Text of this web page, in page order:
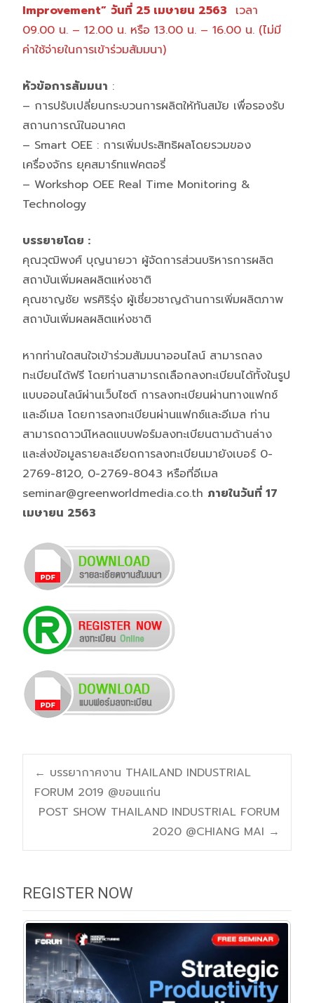
Improvement” วันที่ 25 เมษายน 2563 เวลา
09.00 น. – 12.00 น. หรือ 13.00 น. – 16.00 น. (ไม่มี
ค่าใช้จ่ายในการเข้าร่วมสัมมนา)
หัวข้อการสัมมนา :
– การปรับเปลี่ยนกระบวนการผลิตให้ทันสมัย เพื่อรองรับ
สถานการณ์ในอนาคต
– Smart OEE : การเพิ่มประสิทธิผลโดยรวมของ
เครื่องจักร ยุคสมาร์ทแฟคตอรี่
– Workshop OEE Real Time Monitoring &
Technology
บรรยายโดย :
คุณวุฒิพงศ์ บุญนายวา ผู้จัดการส่วนบริหารการผลิต
สถาบันเพิ่มผลผลิตแห่งชาติ
คุณชาญชัย พรศิริรุ่ง ผู้เชี่ยวชาญด้านการเพิ่มผลิตภาพ
สถาบันเพิ่มผลผลิตแห่งชาติ
หากท่านใดสนใจเข้าร่วมสัมมนาออนไลน์ สามารถลง
ทะเบียนได้ฟรี โดยท่านสามารถเลือกลงทะเบียนได้ทั้งในรูป
แบบออนไลน์ผ่านเว็บไซต์ การลงทะเบียนผ่านทางแฟกซ์
และอีเมล โดยการลงทะเบียนผ่านแฟกซ์และอีเมล ท่าน
สามารถดาวน์โหลดแบบฟอร์มลงทะเบียนตามด้านล่าง
และส่งข้อมูลรายละเอียดการลงทะเบียนมายังเบอร์ 0-
2769-8120, 0-2769-8043 หรือที่อีเมล
seminar@greenworldmedia.co.th ภายในวันที่ 17
เมษายน 2563
Post
navigation
← บรรยากาศงาน THAILAND INDUSTRIAL
FORUM 2019 @ขอนแก่น
POST SHOW THAILAND INDUSTRIAL FORUM
2020 @CHIANG MAI →
REGISTER NOW